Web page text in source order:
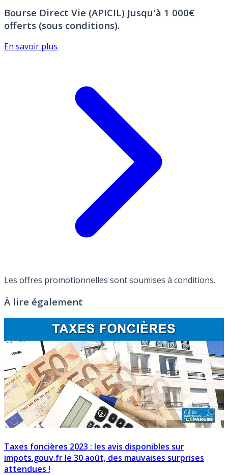
Bourse Direct Vie (APICIL) Jusqu'à 1 000€
offerts (sous conditions).
En savoir plus
Les offres promotionnelles sont soumises à conditions.
À lire également
Taxes foncières 2023 : les avis disponibles sur
impots.gouv.fr le 30 août, des mauvaises surprises
attendues !